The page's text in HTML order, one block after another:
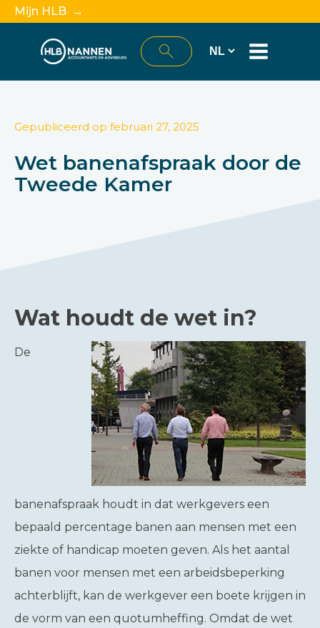
Mijn HLB →
Gepubliceerd op februari 27, 2025
Wet banenafspraak door de
Tweede Kamer
Wat houdt de wet in?
De
banenafspraak houdt in dat werkgevers een
bepaald percentage banen aan mensen met een
ziekte of handicap moeten geven. Als het aantal
banen voor mensen met een arbeidsbeperking
achterblijft, kan de werkgever een boete krijgen in
de vorm van een quotumheffing. Omdat de wet